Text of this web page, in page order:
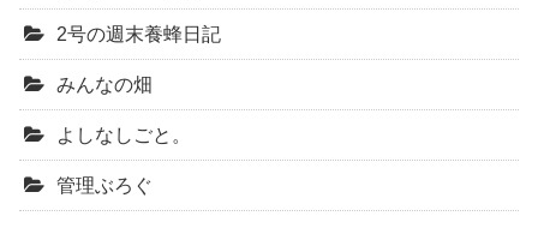
2号の週末養蜂日記
みんなの畑
よしなしごと。
管理ぶろぐ